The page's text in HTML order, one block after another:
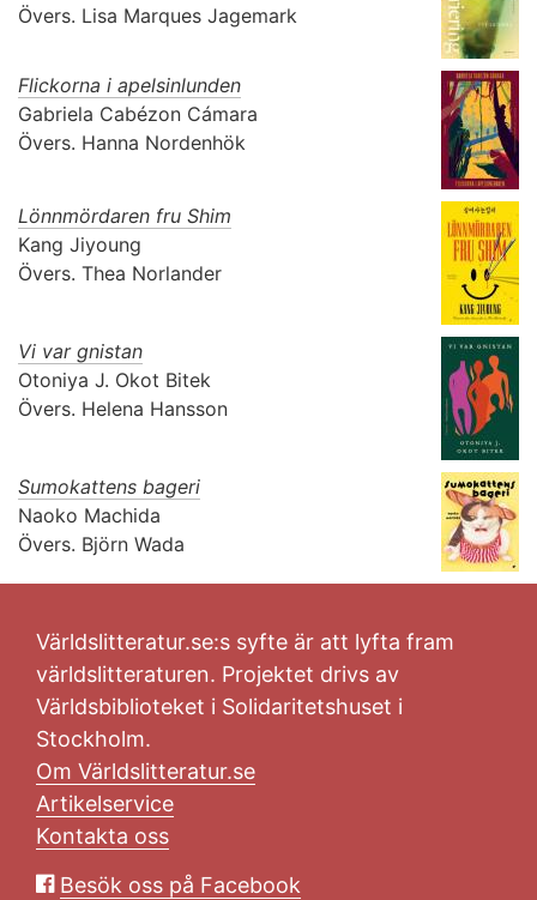
Övers. Lisa Marques Jagemark
Flickorna i apelsinlunden
Gabriela Cabézon Cámara
Övers. Hanna Nordenhök
Lönnmördaren fru Shim
Kang Jiyoung
Övers. Thea Norlander
Vi var gnistan
Otoniya J. Okot Bitek
Övers. Helena Hansson
Sumokattens bageri
Naoko Machida
Övers. Björn Wada
Världslitteratur.se:s syfte är att lyfta fram
världslitteraturen. Projektet drivs av
Världsbiblioteket i Solidaritetshuset i
Stockholm.
Om Världslitteratur.se
Artikelservice
Kontakta oss
Besök oss på Facebook